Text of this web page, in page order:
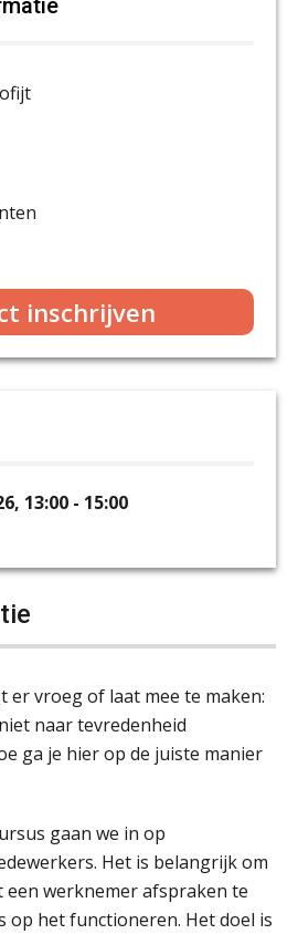
inschrijven
13:00 - 15:00
er vroeg of laat mee te maken:
naar tevredenheid
ga je hier op de juiste manier
gaan we in op
Het is belangrijk om
een werknemer afspraken te
op het functioneren. Het doel is